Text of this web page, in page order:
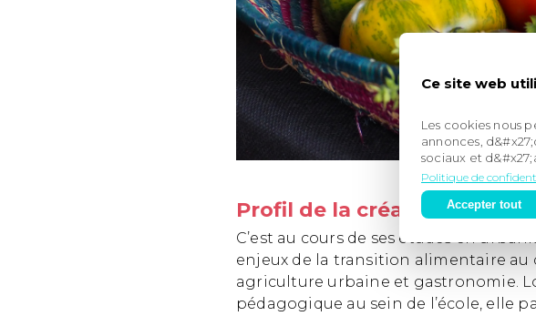
Profil de la créatrice
C’est au cours de ses études en
enjeux de la transition alimentaire
agriculture urbaine et gastronomie.
pédagogique au sein de l’école, elle
Ce site web
Les cookies nous
annonces,
sociaux et
Politique de
Accepter tout